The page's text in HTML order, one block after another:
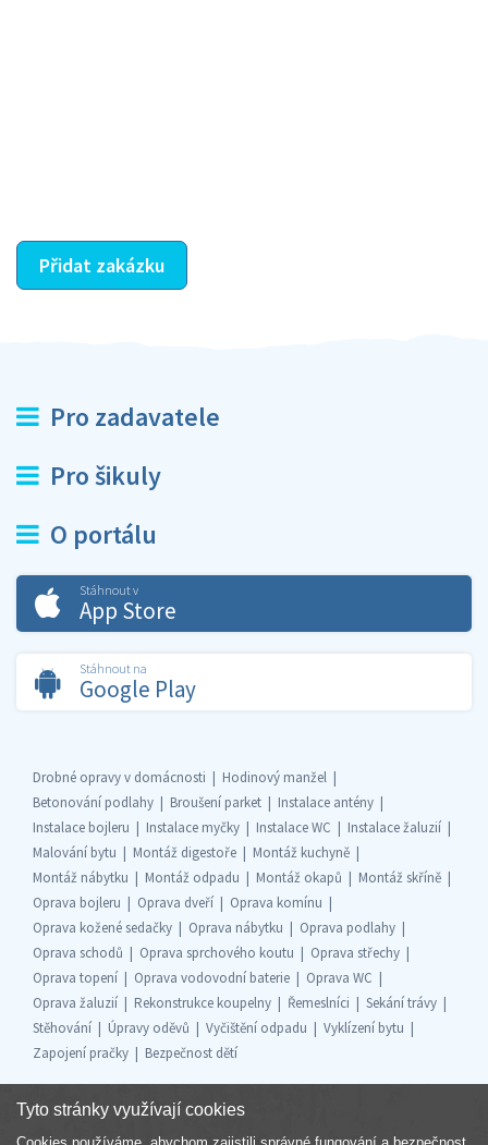
Přidat zakázku
Pro zadavatele
Pro šikuly
O portálu
Stáhnout v
App Store
Stáhnout na
Google Play
Drobné opravy v domácnosti
Hodinový manžel
Betonování podlahy
Broušení parket
Instalace antény
Instalace bojleru
Instalace myčky Instalace WC
Instalace žaluzií
Malování bytu
Montáž digestoře
Montáž kuchyně
Montáž nábytku
Montáž odpadu Montáž okapů
Montáž skříně
Oprava bojleru
Oprava dveří
Oprava komínu
Oprava kožené sedačky
Oprava nábytku
Oprava podlahy
Oprava schodů
Oprava sprchového koutu
Oprava střechy
Oprava topení
Oprava vodovodní baterie
Oprava WC
Oprava žaluzií
Rekonstrukce koupelny Řemeslníci
Sekání trávy
Stěhování
Úpravy oděvů Vyčištění odpadu
Vyklízení bytu
Zapojení pračky
Bezpečnost dětí
Tyto stránky využívají cookies